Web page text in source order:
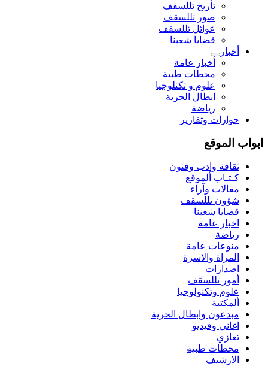
تأريخ تللسقف
صور تللسقف
عوائل تللسقف
قضايا شعبنا
أخبار
أخبار عامة
محطات طبية
علوم و تکنلوجیا
ابطال الحرية
رياضة
حوارات وتقارير
ابواب الموقع
ثقافة وادب وفنون
كـتـاب ألموقع
مقالات وآراء
شؤون تللسقف
قضايا شعبنا
اخبار عامة
رياضة
منوعات عامة
المراة والاسرة
اصدارات
أمور تللسقف
علوم وتكنولوجيا
ألمكتبة
مبدعون وابطال الحرية
اغاني وفيديو
تعازي
محطات طبية
الارشيف